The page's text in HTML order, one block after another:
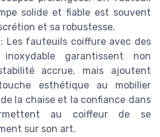
solide et fiable est souvent
et sa robustesse.
: Les fauteuils coiffure avec des
garantissent non
accrue, mais ajoutent
esthétique au mobilier
la chaise et la confiance dans
au coiffeur de se
sur son art.